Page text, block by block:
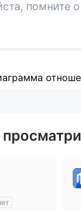
помните о